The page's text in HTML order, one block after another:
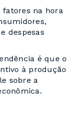
fatores na hora
despesas
é que o
à produção
sobre a